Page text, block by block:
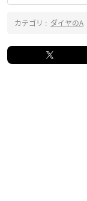
カテゴリ : ダイヤのA